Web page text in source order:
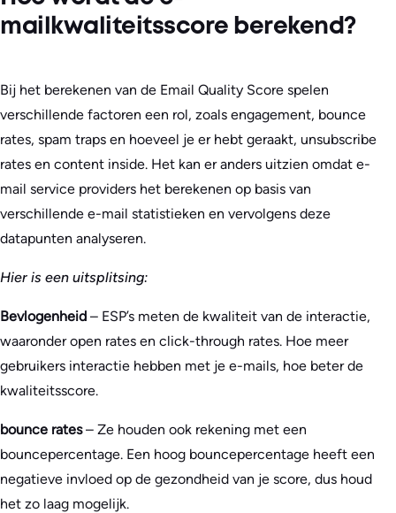
mailkwaliteitsscore berekend?
Bij het berekenen van de Email Quality Score spelen
verschillende factoren een rol, zoals engagement, bounce
rates, spam traps en hoeveel je er hebt geraakt, unsubscribe
rates en content inside. Het kan er anders uitzien omdat e-
mail service providers het berekenen op basis van
verschillende e-mail statistieken en vervolgens deze
datapunten analyseren.
Hier is een uitsplitsing:
Bevlogenheid – ESP’s meten de kwaliteit van de interactie,
waaronder open rates en click-through rates. Hoe meer
gebruikers interactie hebben met je e-mails, hoe beter de
kwaliteitsscore.
bounce rates– Ze houden ook rekening met een
bouncepercentage. Een hoog bouncepercentage heeft een
negatieve invloed op de gezondheid van je score, dus houd
het zo laag mogelijk.